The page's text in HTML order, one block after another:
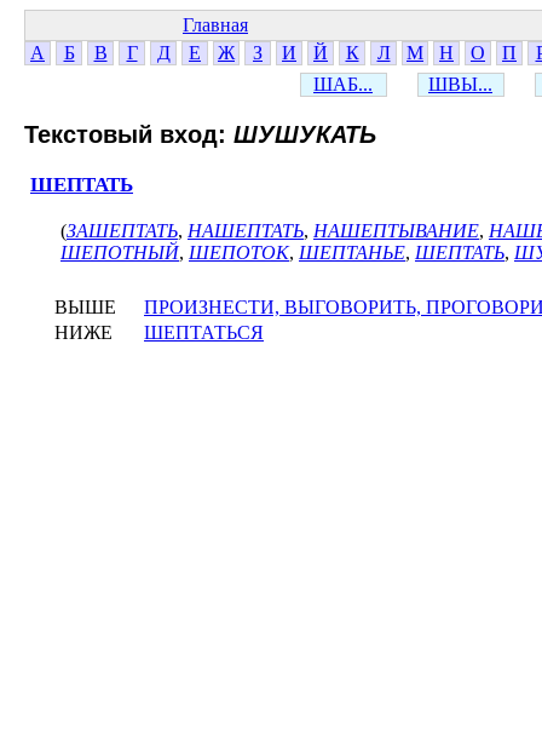
Главная
А
Б В Г Д Е Ж З И Й К Л М Н О П
ШАБ...
ШВЫ...
Текстовый вход: ШУШУКАТЬ
ШЕПТАТЬ
(ЗАШЕПТАТЬ, НАШЕПТАТЬ, НАШЕПТЫВАНИЕ,
ШЕПОТНЫЙ, ШЕПОТОК, ШЕПТАНЬЕ, ШЕПТАТЬ,
ВЫШЕ
ПРОИЗНЕСТИ, ВЫГОВОРИТЬ,
НИЖЕ
ШЕПТАТЬСЯ